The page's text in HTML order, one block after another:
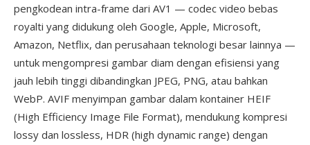
pengkodean intra-frame dari AV1 — codec video bebas
royalti yang didukung oleh Google, Apple, Microsoft,
Amazon, Netflix, dan perusahaan teknologi besar lainnya —
untuk mengompresi gambar diam dengan efisiensi yang
jauh lebih tinggi dibandingkan JPEG, PNG, atau bahkan
WebP. AVIF menyimpan gambar dalam kontainer HEIF
(High Efficiency Image File Format), mendukung kompresi
lossy dan lossless, HDR (high dynamic range) dengan